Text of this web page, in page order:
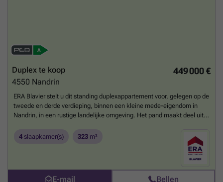
449 000 €
Duplex te koop
4550 Nandrin
ERA Blavier stelt u dit standing duplexappartement voor, gelegen op de
tweede en derde verdieping, binnen een kleine mede-eigendom in
Nandrin, in een rustige landelijke omgeving. Het pand maakt deel uit
staat, zonder werken te voorzien. Het duplex beschikt over een zeer
ruime open leefruimte met woonkamer, eetruimte en keuken, en biedt
mooie volumes. Op het bovenste niveau bevinden zich een vierde
slaapkamer, een grote zolder, evenals een ingericht studio met aparte
ingang. Deze studio is stedenbouwkundig niet erkend als zelfstandige
4 slaapkamer(s) 323 m²
E-mail Bellen